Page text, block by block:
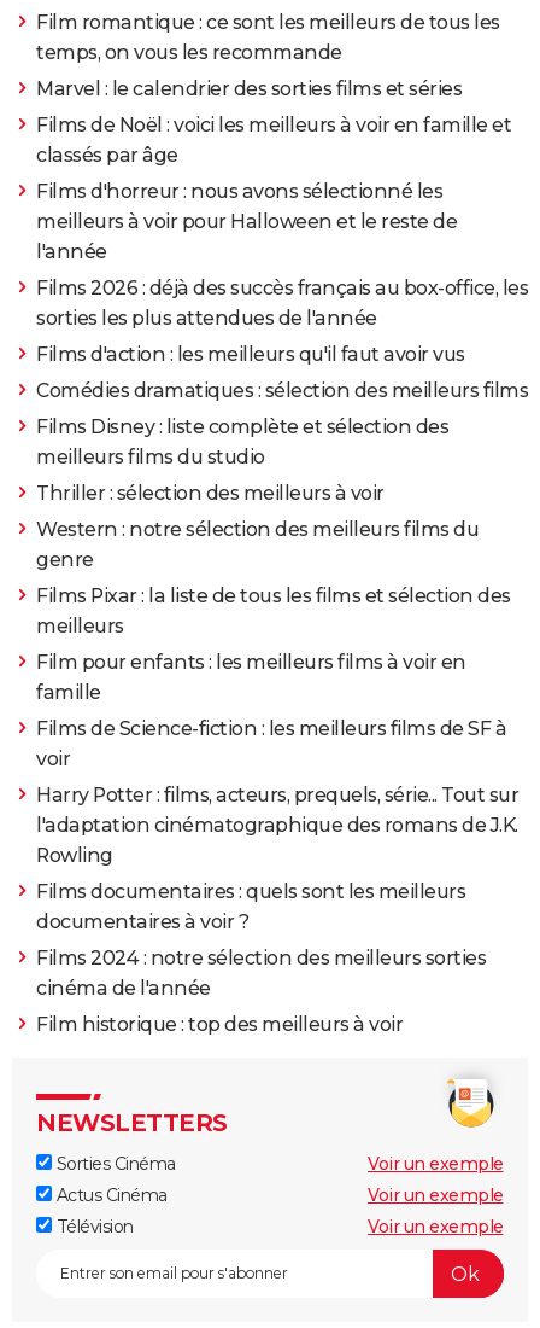
Film romantique : ce sont les meilleurs de tous les
temps, on vous les recommande
Marvel : le calendrier des sorties films et séries
Films de Noël : voici les meilleurs à voir en famille et
classés par âge
Films d'horreur : nous avons sélectionné les
meilleurs à voir pour Halloween et le reste de
l'année
Films 2026 : déjà des succès français au box-office, les
sorties les plus attendues de l'année
Films d'action : les meilleurs qu'il faut avoir vus
Comédies dramatiques : sélection des meilleurs films
Films Disney : liste complète et sélection des
meilleurs films du studio
Thriller : sélection des meilleurs à voir
Western : notre sélection des meilleurs films du
genre
Films Pixar : la liste de tous les films et sélection des
meilleurs
Film pour enfants : les meilleurs films à voir en
famille
Films de Science-fiction : les meilleurs films de SF à
voir
Harry Potter : films, acteurs, prequels, série... Tout sur
l'adaptation cinématographique des romans de J.K.
Rowling
Films documentaires : quels sont les meilleurs
documentaires à voir ?
Films 2024 : notre sélection des meilleurs sorties
cinéma de l'année
Film historique : top des meilleurs à voir
NEWSLETTERS
Sorties Cinéma
Voir un exemple
Actus Cinéma
Voir un exemple
Télévision
Voir un exemple